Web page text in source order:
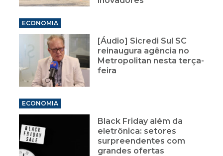
ECONOMIA
[Áudio] Sicredi Sul SC
reinaugura agência no
Metropolitan nesta terça-
feira
ECONOMIA
Black Friday além da
eletrônica: setores
surpreendentes com
grandes ofertas